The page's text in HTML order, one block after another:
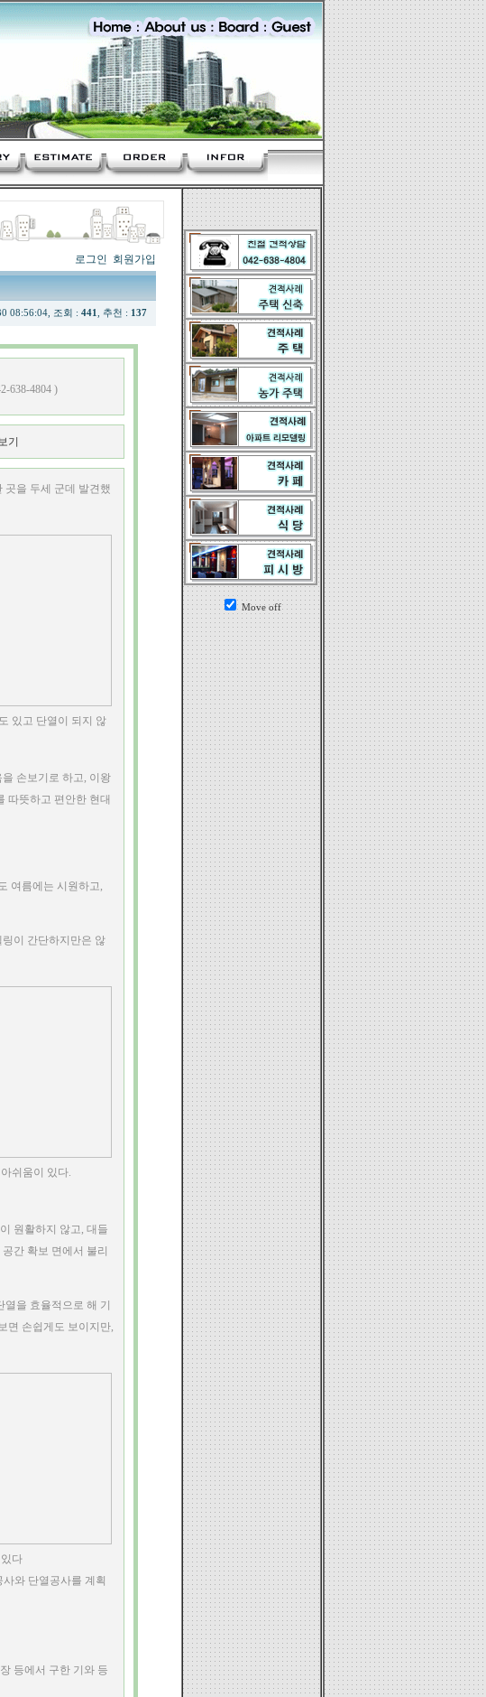
로그인 회원가입
08:56:04, 조회 : 441 , 추천 : 137
638-4804 )
기
곳을 두세 군데 발견했
있고 단열이 되지 않
손보기로 하고, 이왕
따뜻하고 편안한 현대
여름에는 시원하고,
이 간단하지만은 않
쉬움이 있다.
원활하지 않고, 대들
간 확보 면에서 불리
을 효율적으로 해 기
면 손쉽게도 보이지만,
다
와 단열공사를 계획
등에서 구한 기와 등
Move off